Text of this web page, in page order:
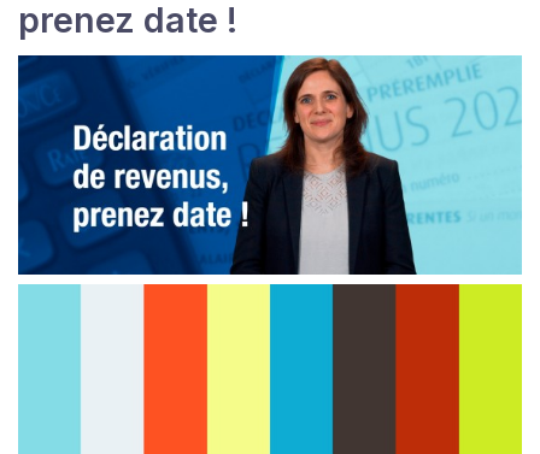
prenez date !